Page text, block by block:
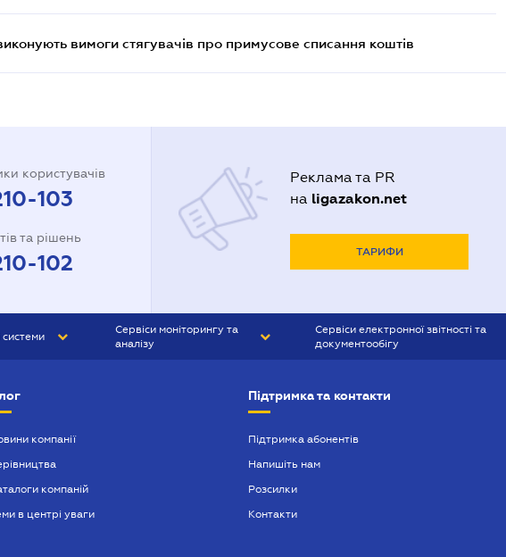
вимоги стягувачів про примусове списання коштів
користувачів
103
та рішень
102
Реклама та PR
на ligazakon.net
ТАРИФИ
Сервіси моніторингу та
аналізу
Сервіси електронної звітності та
документообігу
компанії
компаній
в центрі уваги
Підтримка та контакти
Підтримка абонентів
Напишіть нам
Розсилки
Контакти